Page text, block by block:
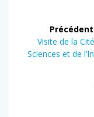
de Article
précédent
Visite de la
Sciences et de